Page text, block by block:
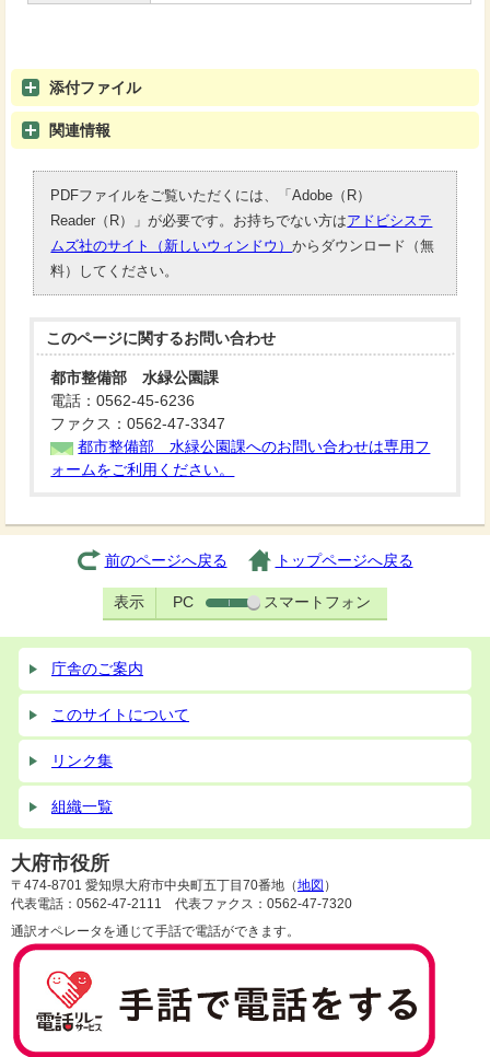
添付ファイル
関連情報
PDFファイルをご覧いただくには、「Adobe（R）
Reader（R）」が必要です。お持ちでない方はアドビシステ
ムズ社のサイト（新しいウィンドウ）からダウンロード（無
料）してください。
このページに関するお問い合わせ
都市整備部 水緑公園課
電話：0562-45-6236
ファクス：0562-47-3347
都市整備部 水緑公園課へのお問い合わせは専用フ
ォームをご利用ください。
前のページへ戻る トップページへ戻る
表示 PC スマートフォン
庁舎のご案内
このサイトについて
リンク集
組織一覧
大府市役所
〒474-8701 愛知県大府市中央町五丁目70番地（地図 ）
代表電話：0562-47-2111 代表ファクス：0562-47-7320
通訳オペレータを通じて手話で電話ができます。